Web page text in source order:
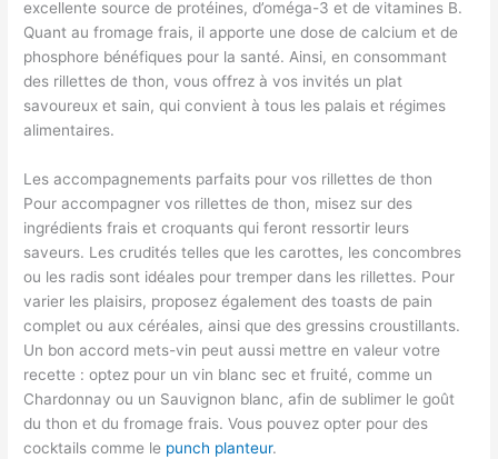
excellente source de protéines, d’oméga-3 et de vitamines B.
Quant au fromage frais, il apporte une dose de calcium et de
phosphore bénéfiques pour la santé. Ainsi, en consommant
des rillettes de thon, vous offrez à vos invités un plat
savoureux et sain, qui convient à tous les palais et régimes
alimentaires.
Les accompagnements parfaits pour vos rillettes de thon
Pour accompagner vos rillettes de thon, misez sur des
ingrédients frais et croquants qui feront ressortir leurs
saveurs. Les crudités telles que les carottes, les concombres
ou les radis sont idéales pour tremper dans les rillettes. Pour
varier les plaisirs, proposez également des toasts de pain
complet ou aux céréales, ainsi que des gressins croustillants.
Un bon accord mets-vin peut aussi mettre en valeur votre
recette : optez pour un vin blanc sec et fruité, comme un
Chardonnay ou un Sauvignon blanc, afin de sublimer le goût
du thon et du fromage frais. Vous pouvez opter pour des
cocktails comme le punch planteur.